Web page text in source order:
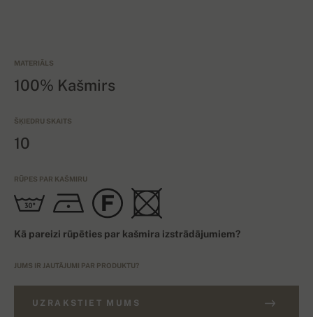
MATERIĀLS
100% Kašmirs
ŠĶIEDRU SKAITS
10
RŪPES PAR KAŠMIRU
Kā pareizi rūpēties par kašmira izstrādājumiem?
JUMS IR JAUTĀJUMI PAR PRODUKTU?
UZRAKSTIET MUMS